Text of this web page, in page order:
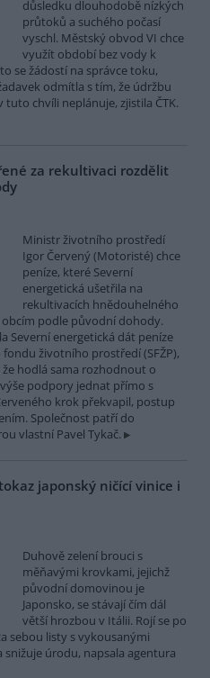
důsledku dlouhodobě nízkých
průtoků a suchého počasí
vyschl. Městský obvod VI chce
využít období bez vody k
se žádostí na správce toku,
odmítla s tím, že údržbu
tuto chvíli neplánuje, zjistila ČTK.
za rekultivaci rozdělit
Ministr životního prostředí
Igor Červený (Motoristé) chce
peníze, které Severní
energetická ušetřila na
rekultivacích hnědouhelného
podle původní dohody.
Severní energetická dát peníze
životního prostředí (SFŽP),
hodlá sama rozhodnout o
podpory jednat přímo s
krok překvapil, postup
Společnost patří do
vlastní Pavel Tykač.
japonský ničící vinice i
Duhově zelení brouci s
měňavými krovkami, jejichž
původní domovinou je
Japonsko, se stávají čím dál
větší hrozbou v Itálii. Rojí se po
sebou listy s vykousanými
úrodu, napsala agentura